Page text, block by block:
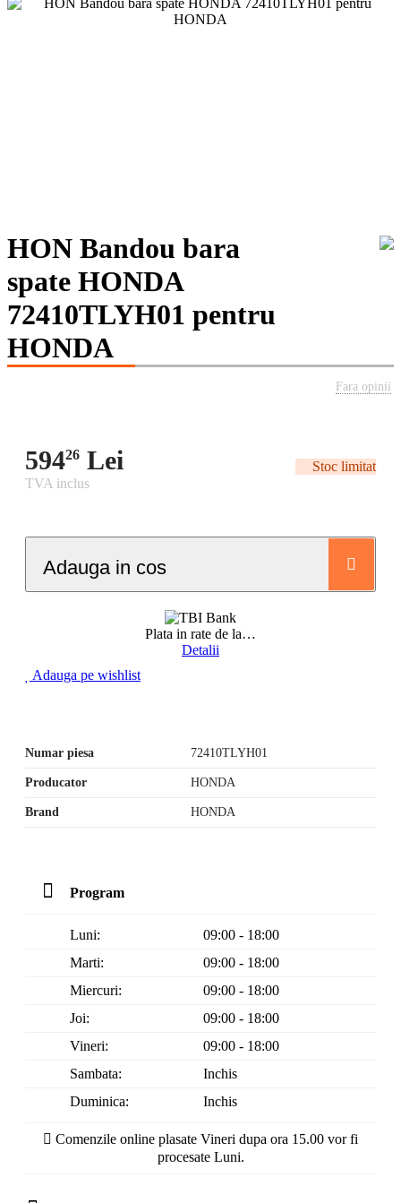
HON Bandou bara
spate HONDA
72410TLYH01 pentru
HONDA
Fara opinii
59426 Lei
Stoc limitat
TVA inclus
Adauga in cos
Plata in rate de la…
Detalii
Adauga pe wishlist
Numar piesa 72410TLYH01
Producator HONDA
Brand HONDA
Program
Luni:
09:00 - 18:00
Marti:
09:00 - 18:00
Miercuri:
09:00 - 18:00
Joi:
09:00 - 18:00
Vineri:
09:00 - 18:00
Sambata:
Inchis
Duminica:
Inchis
Comenzile online plasate Vineri dupa ora 15.00 vor fi
procesate Luni.